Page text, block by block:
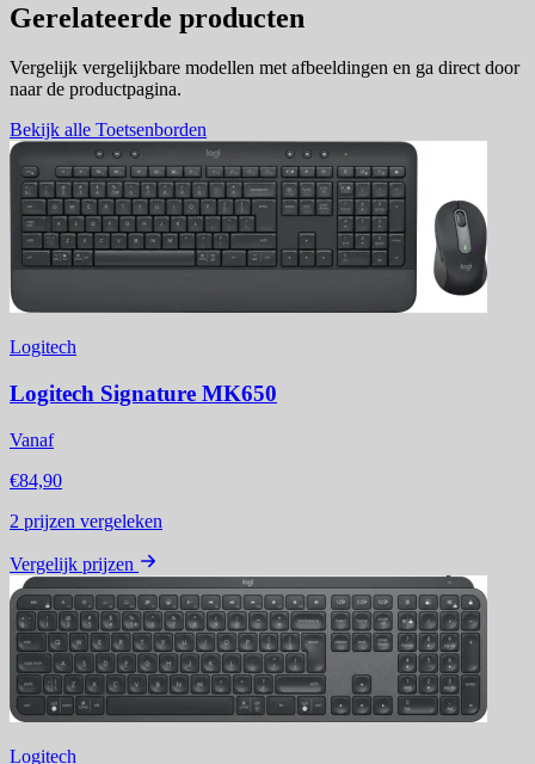
Gerelateerde producten
Vergelijk vergelijkbare modellen met afbeeldingen en ga direct door
naar de productpagina.
Bekijk alle Toetsenborden
Logitech
Logitech Signature MK650
Vanaf
€84,90
2 prijzen vergeleken
Vergelijk prijzen
Logitech